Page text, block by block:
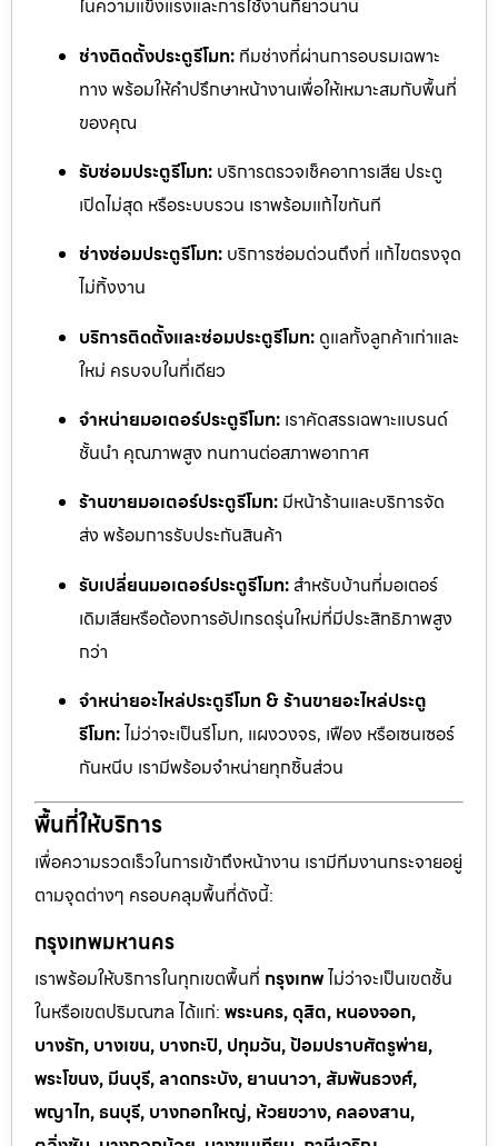
ในความแข็งแรงและการใช้งานที่ยาวนาน
ช่างติดตั้งประตูรีโมท: ทีมช่างที่ผ่านการอบรมเฉพาะ
ทาง พร้อมให้คำปรึกษาหน้างานเพื่อให้เหมาะสมกับพื้นที่
ของคุณ
รับซ่อมประตูรีโมท: บริการตรวจเช็คอาการเสีย ประตู
เปิดไม่สุด หรือระบบรวน เราพร้อมแก้ไขทันที
ช่างซ่อมประตูรีโมท: บริการซ่อมด่วนถึงที่ แก้ไขตรงจุด
ไม่ทิ้งงาน
บริการติดตั้งและซ่อมประตูรีโมท: ดูแลทั้งลูกค้าเก่าและ
ใหม่ ครบจบในที่เดียว
จำหน่ายมอเตอร์ประตูรีโมท: เราคัดสรรเฉพาะแบรนด์
ชั้นนำ คุณภาพสูง ทนทานต่อสภาพอากาศ
ร้านขายมอเตอร์ประตูรีโมท: มีหน้าร้านและบริการจัด
ส่ง พร้อมการรับประกันสินค้า
รับเปลี่ยนมอเตอร์ประตูรีโมท: สำหรับบ้านที่มอเตอร์
เดิมเสียหรือต้องการอัปเกรดรุ่นใหม่ที่มีประสิทธิภาพสูง
กว่า
จำหน่ายอะไหล่ประตูรีโมท & ร้านขายอะไหล่ประตู
รีโมท:ไม่ว่าจะเป็นรีโมท, แผงวงจร, เฟือง หรือเซนเซอร์
กันหนีบ เรามีพร้อมจำหน่ายทุกชิ้นส่วน
พื้นที่ให้บริการ
เพื่อความรวดเร็วในการเข้าถึงหน้างาน เรามีทีมงานกระจายอยู่
ตามจุดต่างๆ ครอบคลุมพื้นที่ดังนี้:
กรุงเทพมหานคร
เราพร้อมให้บริการในทุกเขตพื้นที่ กรุงเทพไม่ว่าจะเป็นเขตชั้น
ในหรือเขตปริมณฑล ได้แก่: พระนคร, ดุสิต, หนองจอก,
บางรัก, บางเขน, บางกะปิ, ปทุมวัน, ป้อมปราบศัตรูพ่าย,
พระโขนง, มีนบุรี, ลาดกระบัง, ยานนาวา, สัมพันธวงศ์,
พญาไท, ธนบุรี, บางกอกใหญ่, ห้วยขวาง, คลองสาน,